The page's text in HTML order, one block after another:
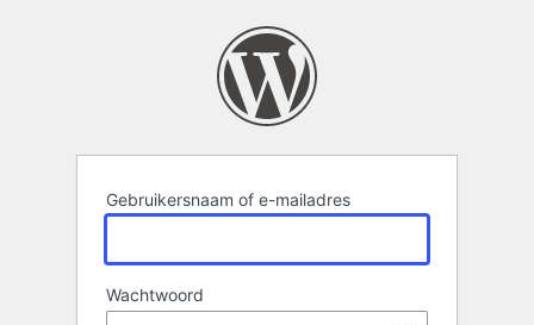
Gebruikersnaam of e-mailadres
Wachtwoord